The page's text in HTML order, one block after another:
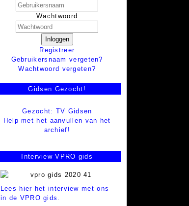
Wachtwoord
Inloggen
Registreer
Gebruikersnaam vergeten?
Wachtwoord vergeten?
Gidsen Gezocht!
Gezocht: TV Gidsen
Help met het aanvullen van het
archief!
Interview VPRO gids
Lees hier het interview met ons
in de VPRO gids.